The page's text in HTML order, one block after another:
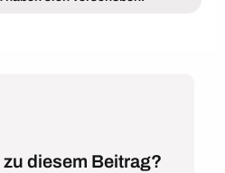
zu diesem Beitrag?